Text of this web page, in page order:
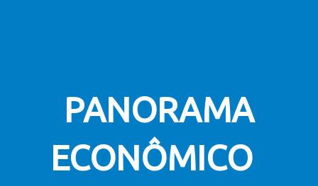
PANORAMA
ECONÔMICO